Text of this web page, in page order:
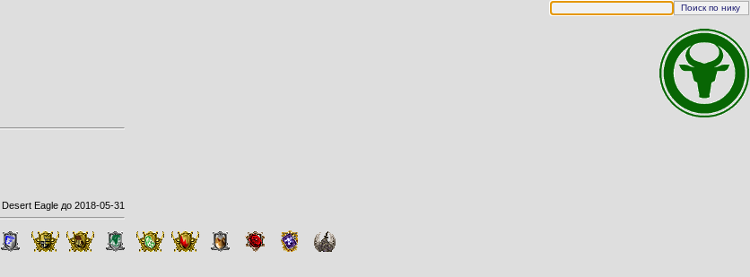
Eagle до 2018-05-31